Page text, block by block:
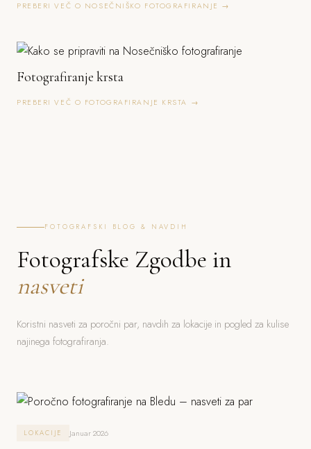
PREBERI VEČ O NOSEČNIŠKO FOTOGRAFIRANJE →
Fotografiranje krsta
PREBERI VEČ O FOTOGRAFIRANJE KRSTA →
FOTOGRAFSKI BLOG & NAVDIH
Fotografske Zgodbe in
nasveti
Koristni nasveti za poročni par, navdih za lokacije in pogled za kulise
najinega fotografiranja.
LOKACIJE Januar 2026